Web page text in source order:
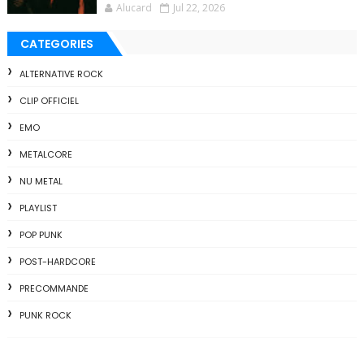
Alucard Jul 22, 2026
CATEGORIES
ALTERNATIVE ROCK
CLIP OFFICIEL
EMO
METALCORE
NU METAL
PLAYLIST
POP PUNK
POST-HARDCORE
PRECOMMANDE
PUNK ROCK